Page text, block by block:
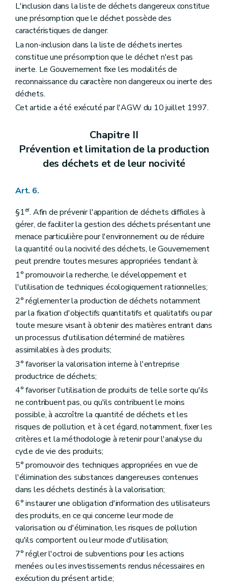
L'inclusion dans la liste de déchets dangereux constitue
une présomption que le déchet possède des
caractéristiques de danger.
La non-inclusion dans la liste de déchets inertes
constitue une présomption que le déchet n'est pas
inerte. Le Gouvernement fixe les modalités de
reconnaissance du caractère non dangereux ou inerte des
déchets.
Cet article a été exécuté par l'AGW du 10 juillet 1997.
Chapitre II
Prévention et limitation de la production
des déchets et de leur nocivité
Art. 6.
§1er. Afin de prévenir l'apparition de déchets difficiles à
gérer, de faciliter la gestion des déchets présentant une
menace particulière pour l'environnement ou de réduire
la quantité ou la nocivité des déchets, le Gouvernement
peut prendre toutes mesures appropriées tendant à:
1° promouvoir la recherche, le développement et
l'utilisation de techniques écologiquement rationnelles;
2° réglementer la production de déchets notamment
par la fixation d'objectifs quantitatifs et qualitatifs ou par
toute mesure visant à obtenir des matières entrant dans
un processus d'utilisation déterminé de matières
assimilables à des produits;
3° favoriser la valorisation interne à l'entreprise
productrice de déchets;
4° favoriser l'utilisation de produits de telle sorte qu'ils
ne contribuent pas, ou qu'ils contribuent le moins
possible, à accroître la quantité de déchets et les
risques de pollution, et à cet égard, notamment, fixer les
critères et la méthodologie à retenir pour l'analyse du
cycle de vie des produits;
5° promouvoir des techniques appropriées en vue de
l'élimination des substances dangereuses contenues
dans les déchets destinés à la valorisation;
6° instaurer une obligation d'information des utilisateurs
des produits, en ce qui concerne leur mode de
valorisation ou d'élimination, les risques de pollution
qu'ils comportent ou leur mode d'utilisation;
7° régler l'octroi de subventions pour les actions
menées ou les investissements rendus nécessaires en
exécution du présent article;